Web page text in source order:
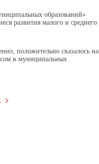
образований»
развития малого и среднего
положительно сказалось на
в муниципальных